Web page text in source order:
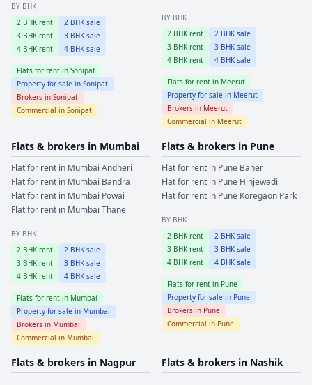
BY BHK
2 BHK rent 2 BHK sale
3 BHK rent 3 BHK sale
4 BHK rent 4 BHK sale
Flats for rent in Sonipat
Property for sale in Sonipat
Brokers in Sonipat
Commercial in Sonipat
BY BHK
2 BHK rent 2 BHK sale
3 BHK rent 3 BHK sale
4 BHK rent 4 BHK sale
Flats for rent in Meerut
Property for sale in Meerut
Brokers in Meerut
Commercial in Meerut
Flats & brokers in Mumbai
Flat for rent in Mumbai Andheri
Flat for rent in Mumbai Bandra
Flat for rent in Mumbai Powai
Flat for rent in Mumbai Thane
BY BHK
2 BHK rent 2 BHK sale
3 BHK rent 3 BHK sale
4 BHK rent 4 BHK sale
Flats for rent in Mumbai
Property for sale in Mumbai
Brokers in Mumbai
Commercial in Mumbai
Flats & brokers in Pune
Flat for rent in Pune Baner
Flat for rent in Pune Hinjewadi
Flat for rent in Pune Koregaon Park
BY BHK
2 BHK rent 2 BHK sale
3 BHK rent 3 BHK sale
4 BHK rent 4 BHK sale
Flats for rent in Pune
Property for sale in Pune
Brokers in Pune
Commercial in Pune
Flats & brokers in Nagpur Flats & brokers in Nashik